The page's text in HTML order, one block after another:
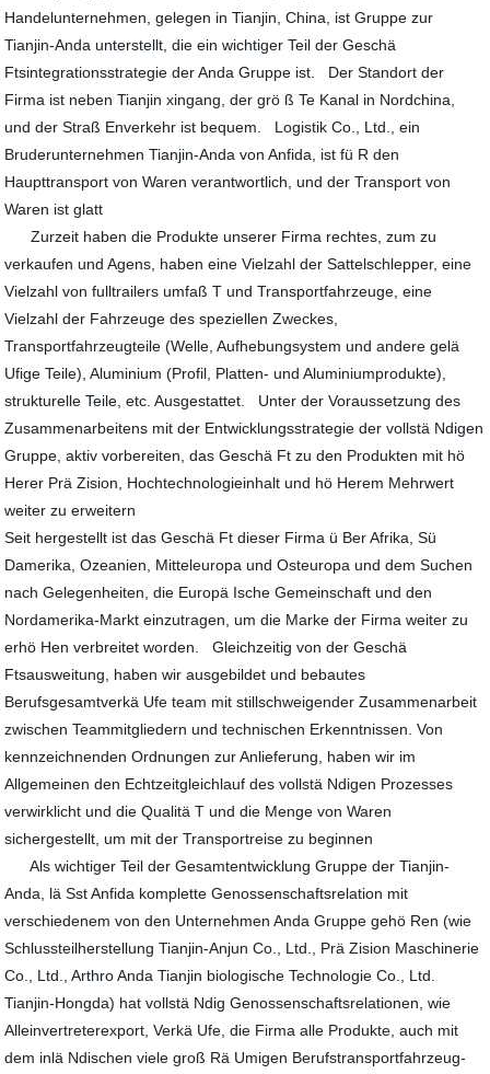
Handelunternehmen, gelegen in Tianjin, China, ist Gruppe zur
Tianjin-Anda unterstellt, die ein wichtiger Teil der Geschä
Ftsintegrationsstrategie der Anda Gruppe ist. Der Standort der
Firma ist neben Tianjin xingang, der grö ß Te Kanal in Nordchina,
und der Straß Enverkehr ist bequem. Logistik Co., Ltd., ein
Bruderunternehmen Tianjin-Anda von Anfida, ist fü R den
Haupttransport von Waren verantwortlich, und der Transport von
Waren ist glatt
Zurzeit haben die Produkte unserer Firma rechtes, zum zu
verkaufen und Agens, haben eine Vielzahl der Sattelschlepper, eine
Vielzahl von fulltrailers umfaß T und Transportfahrzeuge, eine
Vielzahl der Fahrzeuge des speziellen Zweckes,
Transportfahrzeugteile (Welle, Aufhebungsystem und andere gelä
Ufige Teile), Aluminium (Profil, Platten- und Aluminiumprodukte),
strukturelle Teile, etc. Ausgestattet. Unter der Voraussetzung des
Zusammenarbeitens mit der Entwicklungsstrategie der vollstä Ndigen
Gruppe, aktiv vorbereiten, das Geschä Ft zu den Produkten mit hö
Herer Prä Zision, Hochtechnologieinhalt und hö Herem Mehrwert
weiter zu erweitern
Seit hergestellt ist das Geschä Ft dieser Firma ü Ber Afrika, Sü
Damerika, Ozeanien, Mitteleuropa und Osteuropa und dem Suchen
nach Gelegenheiten, die Europä Ische Gemeinschaft und den
Nordamerika-Markt einzutragen, um die Marke der Firma weiter zu
erhö Hen verbreitet worden. Gleichzeitig von der Geschä
Ftsausweitung, haben wir ausgebildet und bebautes
Berufsgesamtverkä Ufe team mit stillschweigender Zusammenarbeit
zwischen Teammitgliedern und technischen Erkenntnissen. Von
kennzeichnenden Ordnungen zur Anlieferung, haben wir im
Allgemeinen den Echtzeitgleichlauf des vollstä Ndigen Prozesses
verwirklicht und die Qualitä T und die Menge von Waren
sichergestellt, um mit der Transportreise zu beginnen
Als wichtiger Teil der Gesamtentwicklung Gruppe der Tianjin-
Anda, lä Sst Anfida komplette Genossenschaftsrelation mit
verschiedenem von den Unternehmen Anda Gruppe gehö Ren (wie
Schlussteilherstellung Tianjin-Anjun Co., Ltd., Prä Zision Maschinerie
Co., Ltd., Arthro Anda Tianjin biologische Technologie Co., Ltd.
Tianjin-Hongda) hat vollstä Ndig Genossenschaftsrelationen, wie
Alleinvertreterexport, Verkä Ufe, die Firma alle Produkte, auch mit
dem inlä Ndischen viele groß Rä Umigen Berufstransportfahrzeug-